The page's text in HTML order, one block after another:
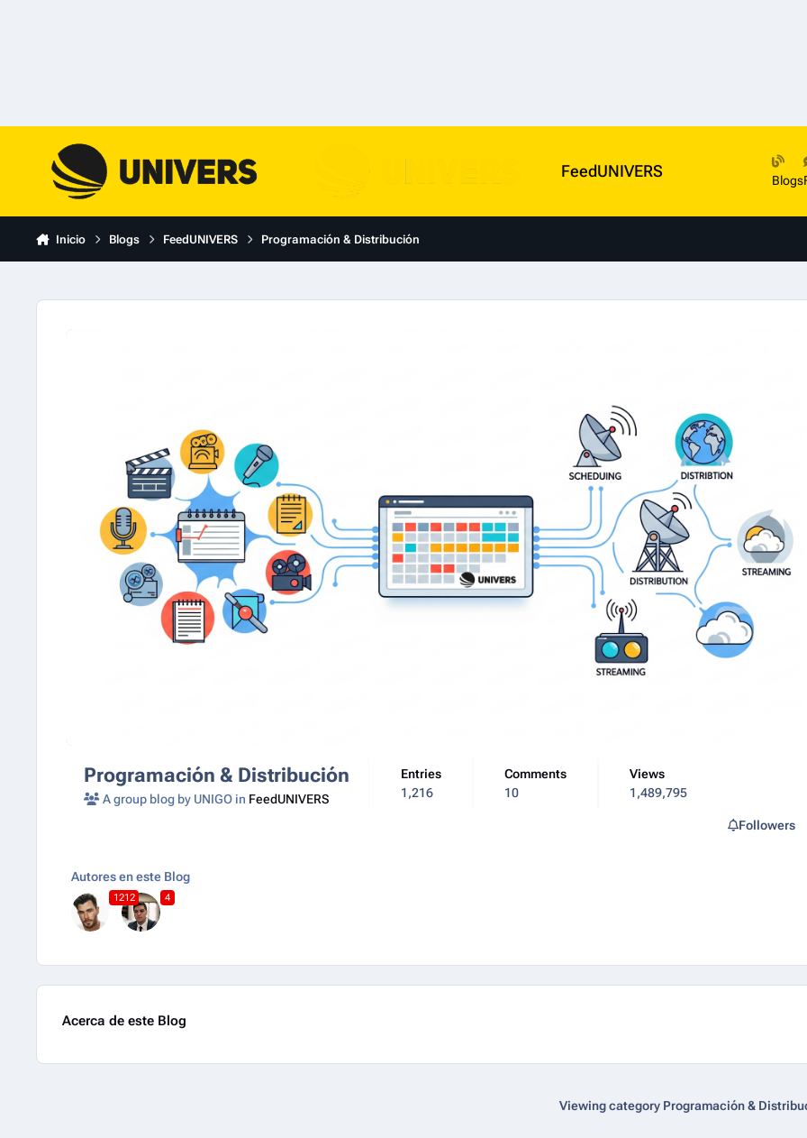
FeedUNIVERS Blogs
Inicio Blogs FeedUNIVERS Programación & Distribución
Programación & Distribución
A group blog by UNIGO in FeedUNIVERS
Entries
1,216
Comments
10
Views
1,489,795
Followers
Autores en este Blog
1212 4
Acerca de este Blog
Viewing category Programación &